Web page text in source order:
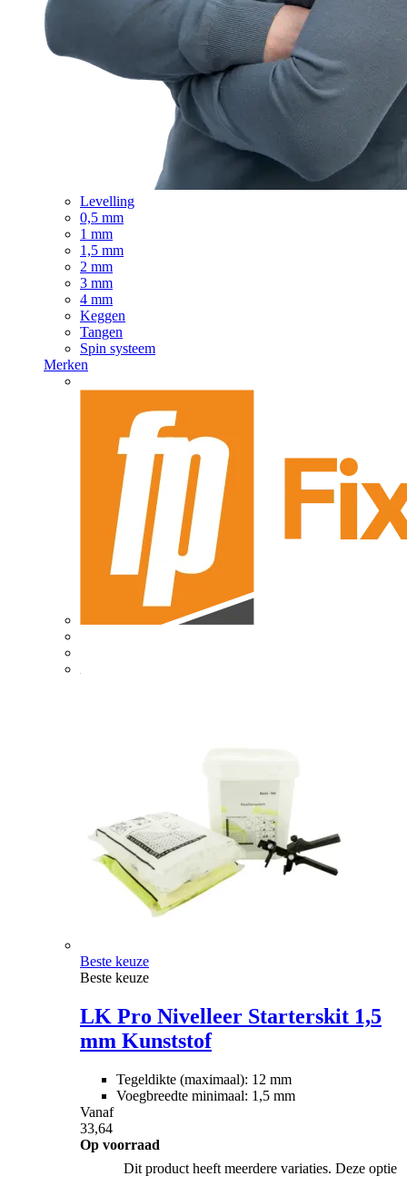
Levelling
0,5 mm
1 mm
1,5 mm
2 mm
3 mm
4 mm
Keggen
Tangen
Spin systeem
Merken
Beste keuze
Beste keuze
LK Pro Nivelleer Starterskit 1,5
mm Kunststof
Tegeldikte (maximaal): 12 mm
Voegbreedte minimaal: 1,5 mm
Vanaf
33,64
Op voorraad
Dit product heeft meerdere variaties. Deze optie